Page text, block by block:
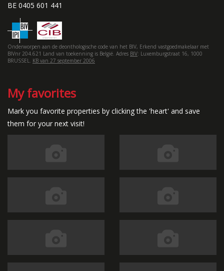
BE 0405 601 441
Onderworpen aan de deonthologische code van het BIV, Erkend vastgoedmakelaar met
BIVnr 204.621 Land van toekenning is België. Adres BIV: Luxemburgstraat 16, 1000
BRUSSEL. KB van 27 september 2006
My favorites
Mark you favorite properties by clicking the 'heart' and save
them for your next visit!